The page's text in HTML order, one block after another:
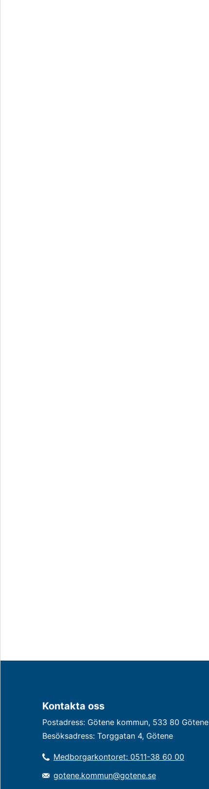
Kontakta oss
Postadress: Götene kommun, 533 80 Götene
Besöksadress: Torggatan 4, Götene
Medborgarkontoret: 0511-38 60 00
gotene.kommun@gotene.se